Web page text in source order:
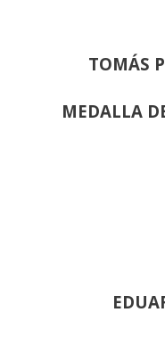
TOMÁS
MEDALLA